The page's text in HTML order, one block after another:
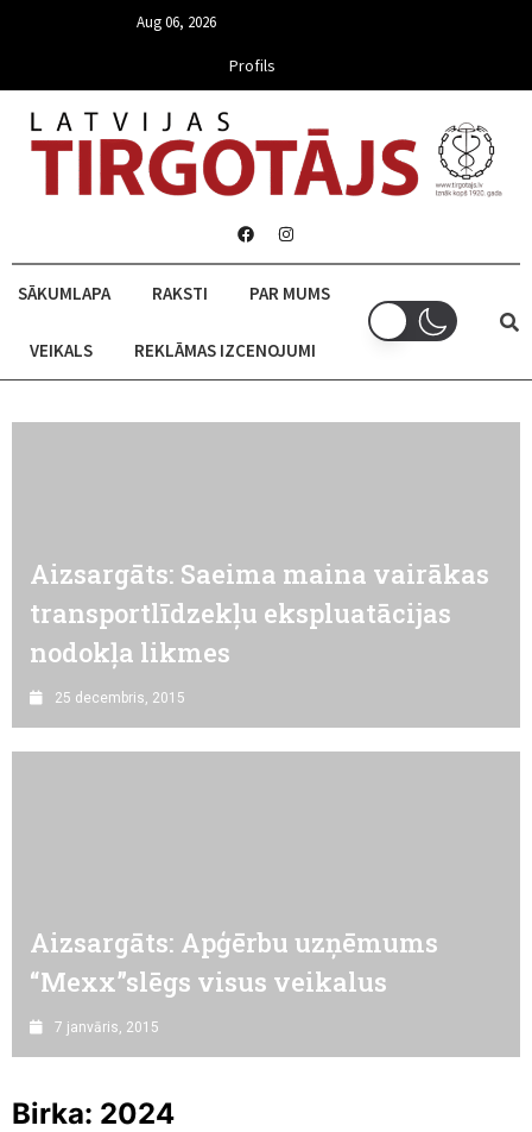
Aug 06, 2026
Profils
SĀKUMLAPA RAKSTI PAR MUMS
VEIKALS REKLĀMAS IZCENOJUMI
Aizsargāts: Saeima maina vairākas
transportlīdzekļu ekspluatācijas
nodokļa likmes
25 decembris, 2015
Aizsargāts: Apģērbu uzņēmums
“Mexx”slēgs visus veikalus
7 janvāris, 2015
Birka: 2024